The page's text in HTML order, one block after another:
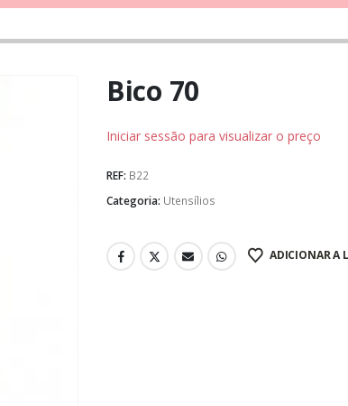
Bico 70
Iniciar sessão para visualizar o preço
REF: B22
Categoria: Utensílios
ADICIONAR A